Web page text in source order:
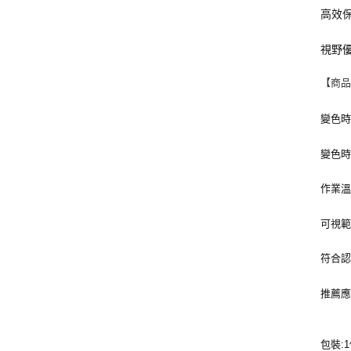
高效
視野
【商
變色
變色
作業
可視
符合
推薦
包裝